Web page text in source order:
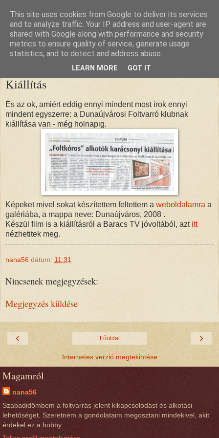
nana blogja
Kiállítás
És az ok, amiért eddig ennyi mindent most írok ennyi
mindent egyszerre: a Dunaújvárosi Foltvarró klubnak
kiállítása van - még holnapig.
Képeket mivel sokat készítettem feltettem a weboldalamra a
galériába, a mappa neve: Dunaújváros, 2008 .
Készül film is a kiállításról a Baracs TV jóvoltából, azt itt
nézhetitek meg.
nana56 dátum: 11:31
Nincsenek megjegyzések:
Megjegyzés küldése
‹ ›
Főoldal
Internetes verzió megtekintése
Magamról
nana56
Szabadidőmbem a foltvarrás jelent kikapcsolódást és alkotási
lehetőséget. Szeretném a gondolataim megosztani mindekivel, akit
érdekel ez a hobby.
This site uses cookies from Google to deliver its services
and to analyze traffic. Your IP address and user-agent are
shared with Google along with performance and security
metrics to ensure quality of service, generate usage
statistics, and to detect and address abuse.
LEARN MORE GOT IT